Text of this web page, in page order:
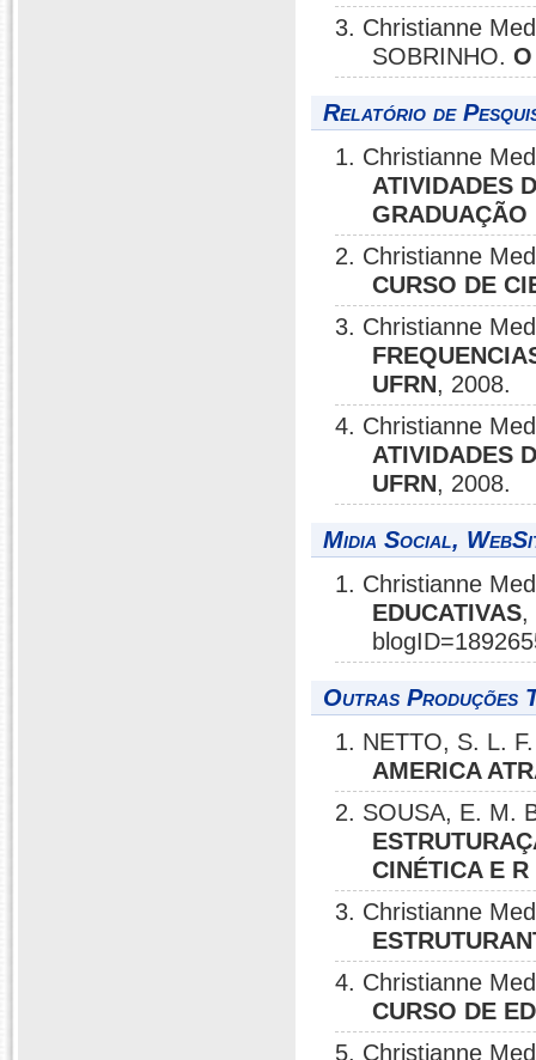
3. Christianne
SOBRINHO.
Relatório de
1. Christianne
ATIVIDADES
GRADUAÇÃO
2. Christianne
CURSO DE
3. Christianne
UFRN, 2008.
4. Christianne
ATIVIDADES
UFRN, 2008.
Midia Social,
1. Christianne
EDUCATIVAS,
Outras Produções
1. NETTO, S. L.
AMERICA
2. SOUSA, E. M.
CINÉTICA E
3. Christianne
4. Christianne
CURSO DE
5. Christianne